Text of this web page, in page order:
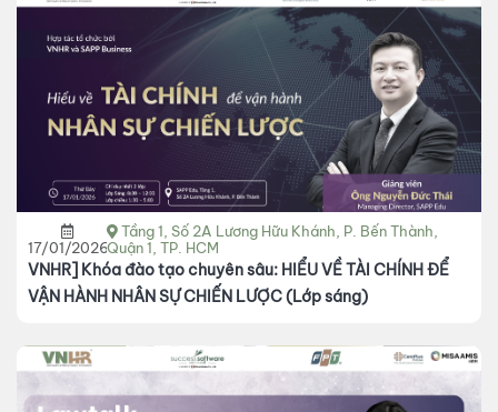
17/01/2026
Tầng 1, Số 2A Lương Hữu Khánh, P. Bến Thành,
Quận 1, TP. HCM
VNHR] Khóa đào tạo chuyên sâu: HIỂU VỀ TÀI CHÍNH ĐỂ
VẬN HÀNH NHÂN SỰ CHIẾN LƯỢC (Lớp sáng)